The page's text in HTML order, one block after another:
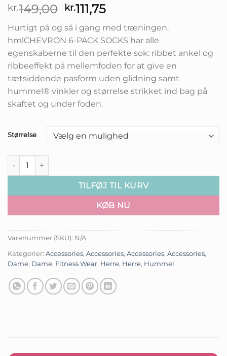
kr.149,00 Den
oprindelige
pris
var:
kr.149,00.
kr.111,75Den
aktuelle
pris
er:
kr.111,75.
Hurtigt på og så i gang med træningen.
hmlCHEVRON 6-PACK SOCKS har alle
egenskaberne til den perfekte sok: ribbet ankel og
ribbeeffekt på mellemfoden for at give en
tætsiddende pasform uden glidning samt
hummel® vinkler og størrelse strikket ind bag på
skaftet og under foden.
Størrelse
Hummel - Chevron 6-Pack Socks Unisex – White antal
TILFØJ TIL KURV
KØB NU
Varenummer (SKU): N/A
Kategorier: Accessories, Accessories, Accessories, Accessories,
Dame, Dame, Fitness Wear, Herre, Herre, Hummel